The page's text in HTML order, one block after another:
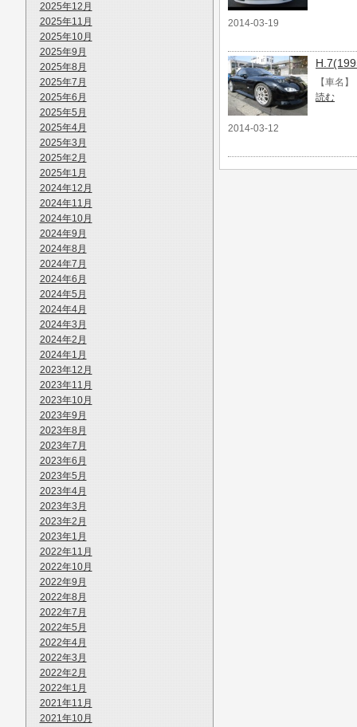
2025年12月
2025年11月
2025年10月
2025年9月
2025年8月
2025年7月
2025年6月
2025年5月
2025年4月
2025年3月
2025年2月
2025年1月
2024年12月
2024年11月
2024年10月
2024年9月
2024年8月
2024年7月
2024年6月
2024年5月
2024年4月
2024年3月
2024年2月
2024年1月
2023年12月
2023年11月
2023年10月
2023年9月
2023年8月
2023年7月
2023年6月
2023年5月
2023年4月
2023年3月
2023年2月
2023年1月
2022年11月
2022年10月
2022年9月
2022年8月
2022年7月
2022年5月
2022年4月
2022年3月
2022年2月
2022年1月
2021年11月
2021年10月
2014-03-19
【車名
読む
2014-03-12